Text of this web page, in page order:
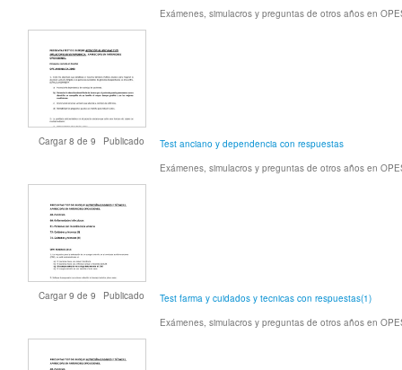
Exámenes, simulacros y preguntas de otros años en
Test anciano y dependencia con respuestas
Exámenes, simulacros y preguntas de otros años en
Cargar8 de 9 Publicado
Test farma y cuidados y tecnicas con respuestas(1)
Exámenes, simulacros y preguntas de otros años en
Cargar9 de 9 Publicado